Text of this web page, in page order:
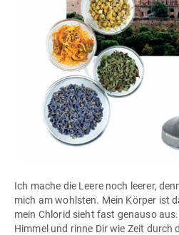
Ich mache die Leere noch leerer,
mich am wohlsten. Mein Körper ist
mein Chlorid sieht fast genauso
Himmel und rinne Dir wie Zeit durch